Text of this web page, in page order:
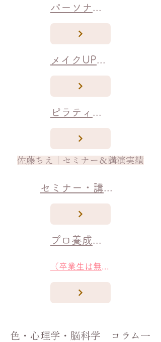
パーソナルカラー・ファッション・メイク講座情報
メイクUP講座
ピラティス＆ツボ＆美容レッスン
佐藤ちえ｜セミナー＆講演実績
セミナー・講演実績
プロ養成講座開催情報
色・心理学・脳科学 コラム一